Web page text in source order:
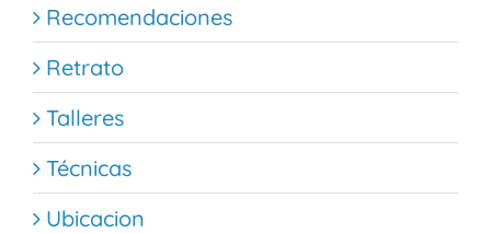
Recomendaciones
Retrato
Talleres
Técnicas
Ubicacion